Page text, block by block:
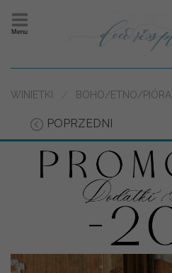
Menu
WINIETKI BOHO/ETNO/PIÓRA
POPRZEDNI